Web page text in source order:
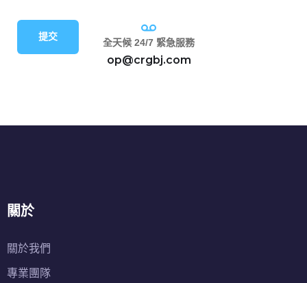
提交 全天候 24/7 緊急服務
op@crgbj.com
關於
關於我們
專業團隊